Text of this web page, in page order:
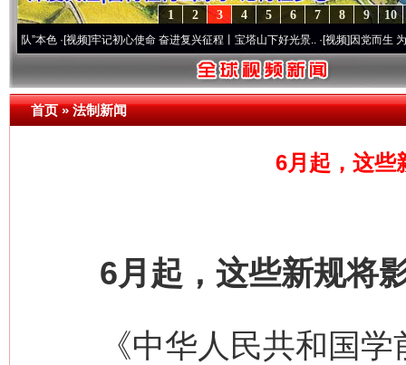
10
9
8
7
6
5
4
3
2
1
·[视频]牢记初心使命 奋进复兴征程丨宝塔山下好光景..·[视频]因党而生 为党而战
首页»法制新闻
6月起，这些
6月起，这些新规将影
《中华人民共和国学